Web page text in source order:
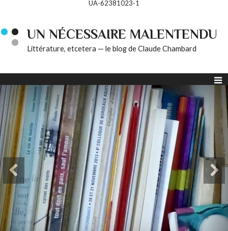
UA-62381023-1
UN NÉCESSAIRE MALENTENDU
Littérature, etcetera — le blog de Claude Chambard